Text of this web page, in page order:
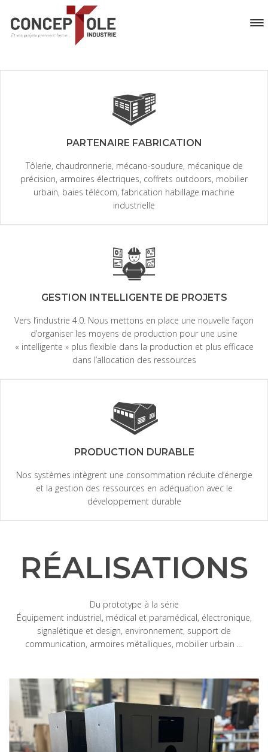
PARTENAIRE FABRICATION
Tôlerie, chaudronnerie, mécano-soudure, mécanique de
précision, armoires électriques, coffrets outdoors, mobilier
urbain, baies télécom, fabrication habillage machine
industrielle
GESTION INTELLIGENTE DE PROJETS
Vers l’industrie 4.0. Nous mettons en place une nouvelle façon
d’organiser les moyens de production pour une usine
« intelligente » plus flexible dans la production et plus efficace
dans l’allocation des ressources
PRODUCTION DURABLE
Nos systèmes intègrent une consommation réduite d’énergie
et la gestion des ressources en adéquation avec le
développement durable
RÉALISATIONS
Du prototype à la série
Équipement industriel, médical et paramédical, électronique,
signalétique et design, environnement, support de
communication, armoires métalliques, mobilier urbain …